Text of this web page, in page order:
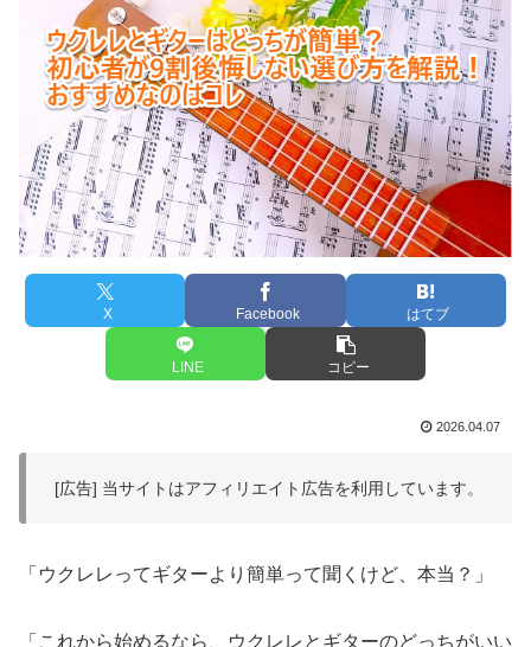
X Facebook はてブ
LINE コピー
2026.04.07
[広告] 当サイトはアフィリエイト広告を利用しています。
「ウクレレってギターより簡単って聞くけど、本当？」
「これから始めるなら、ウクレレとギターのどっちがいい